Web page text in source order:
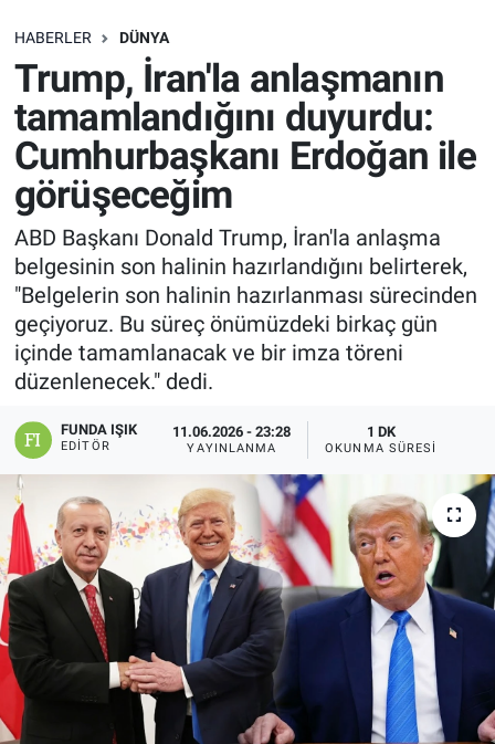
HABERLER DÜNYA
Trump, İran'la anlaşmanın
tamamlandığını duyurdu:
Cumhurbaşkanı Erdoğan ile
görüşeceğim
ABD Başkanı Donald Trump, İran'la anlaşma
belgesinin son halinin hazırlandığını belirterek,
"Belgelerin son halinin hazırlanması sürecinden
geçiyoruz. Bu süreç önümüzdeki birkaç gün
içinde tamamlanacak ve bir imza töreni
düzenlenecek." dedi.
FUNDA IŞIK
EDITÖR
11.06.2026 - 23:28
YAYINLANMA
1 DK
OKUNMA SÜRESI
SAĞLIK
EKONOMİ
EĞİTİM
ÖZEL HABER
Keşfet
ASTROLOJİ
MANŞET
RESMİ İLANLAR
İLAN
Bize ulaşın
İletişim/Künye
Yaşam
Gözden Kaçmasın